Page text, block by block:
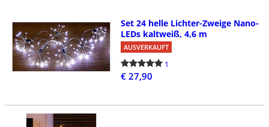
Set 24 helle Lichter-Zweige Nano-
LEDs kaltweiß, 4,6 m
AUSVERKAUFT
1
€ 27,90